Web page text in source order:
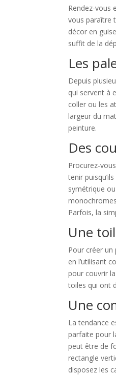
Rendez-vous
vous paraître
décor en
suffit de la
Les
Depuis
qui servent à
coller ou les
largeur du
peinture.
Des
Procurez-
tenir
symétrique
Parfois, la
Une
Pour créer un
en l’utilisant
pour couvrir
toiles qui ont
Une
La tendance
parfaite pour
peut être de
rectangle
disposez les